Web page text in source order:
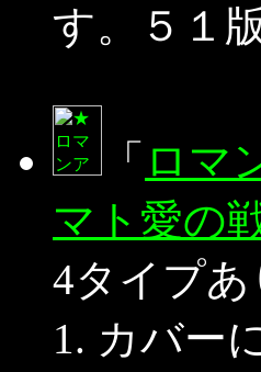
す。５１
「 ロマ
マト愛の
4タイプあ
カバー